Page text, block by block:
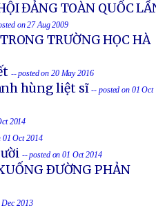
ĐẢNG TOÀN QUỐC
on 27 Aug 2009
TRƯỜNG HỌC HÀ
-- posted on 20 May 2016
hùng liệt sĩ -- posted on 01 Oct
2014
01 Oct 2014
-- posted on 01 Oct 2014
ÐƯỜNG PHẢN
Dec 2013